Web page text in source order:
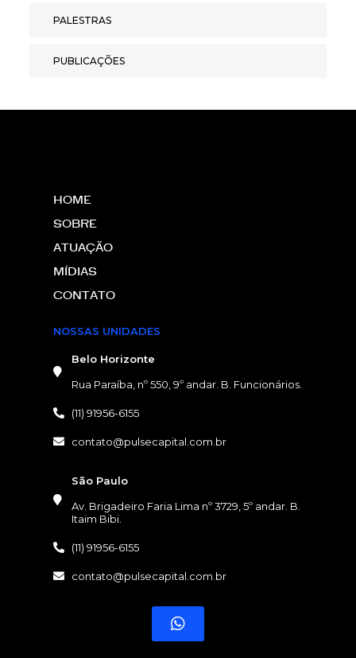
PALESTRAS
PUBLICAÇÕES
HOME
SOBRE
ATUAÇÃO
MÍDIAS
CONTATO
NOSSAS UNIDADES
Belo Horizonte
Rua Paraíba, nº 550, 9º andar. B. Funcionários.
(11) 91956-6155
contato@pulsecapital.com.br
São Paulo
Av. Brigadeiro Faria Lima nº 3729, 5º andar. B.
Itaim Bibi.
(11) 91956-6155
contato@pulsecapital.com.br